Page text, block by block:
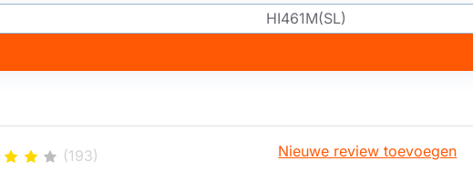
HI461M(SL)
(193)
Nieuwe review toevoegen